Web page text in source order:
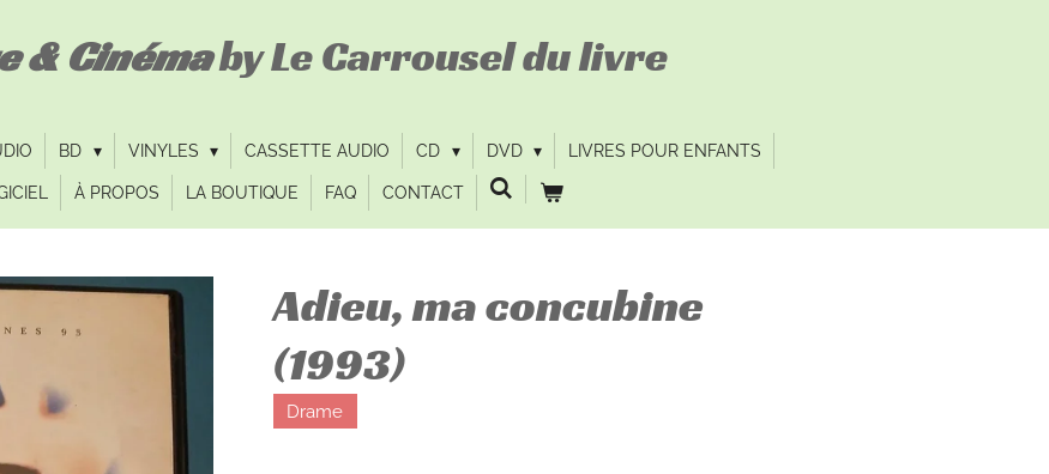
& Cinémaby Le Carrousel du livre
BD VINYLES CASSETTE AUDIO CD DVD LIVRES POUR ENFANTS
À PROPOS LA BOUTIQUE FAQ CONTACT
Adieu, ma concubine
(1993)
Drame